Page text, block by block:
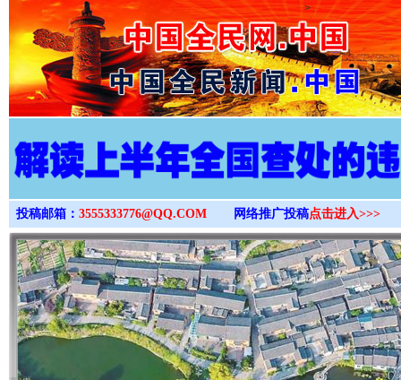
>
投稿邮箱： 3555333776@QQ.COM 网络推广投稿点击进入>>>